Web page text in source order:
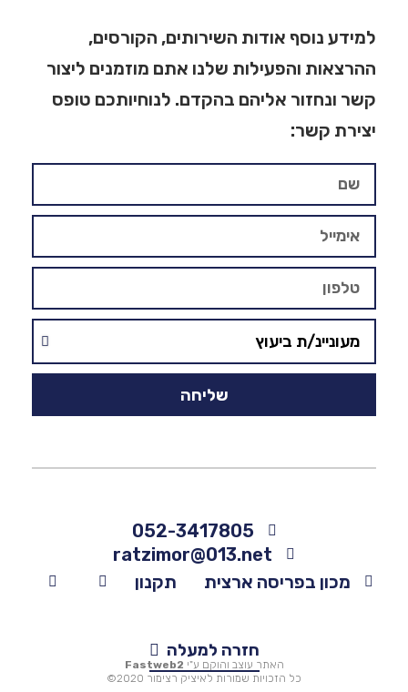
למידע נוסף אודות השירותים, הקורסים,
ההרצאות והפעילות שלנו אתם מוזמנים ליצור
קשר ונחזור אליהם בהקדם. לנוחיותכם טופס
יצירת קשר:
שליחה
052-3417805
ratzimor@013.net
מכון בפריסה ארצית
תקנון
חזרה למעלה
האתר עוצב והוקם ע"י Fastweb2
כל הזכויות שמורות לאיציק רצימור 2020©